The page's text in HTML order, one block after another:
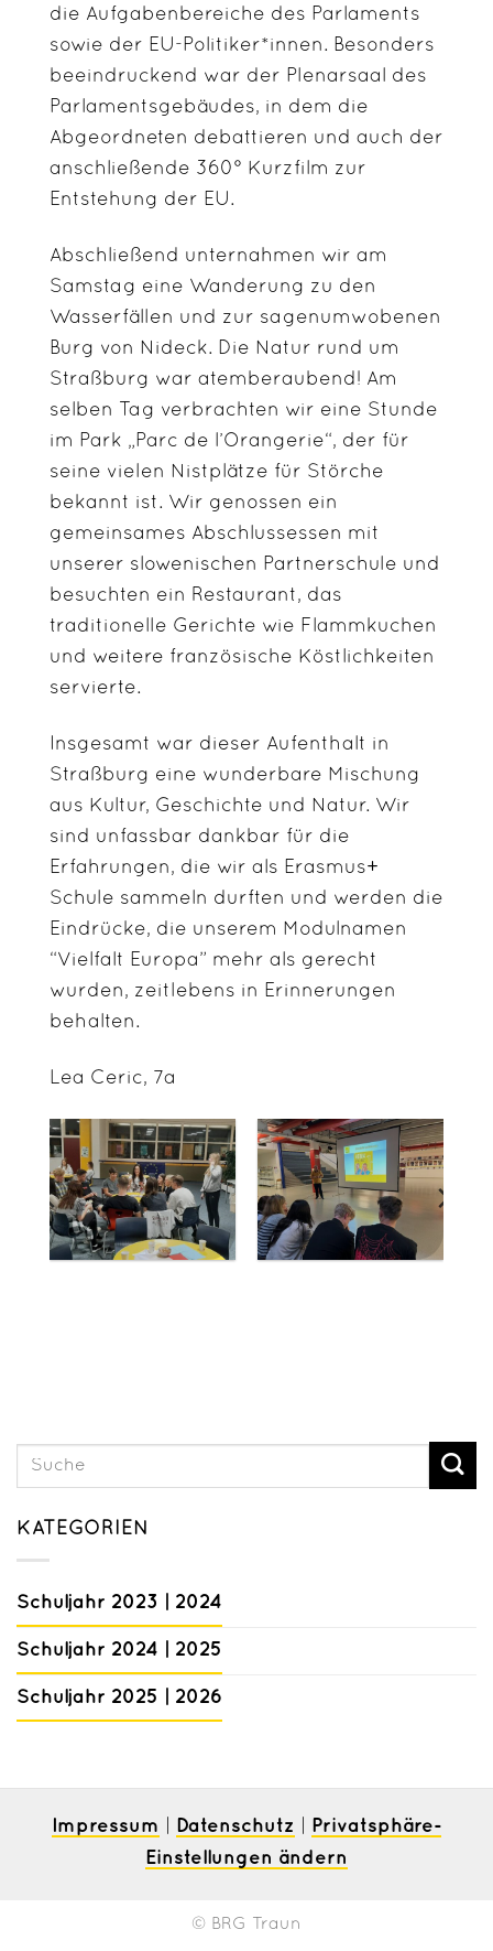
KATEGORIEN
Schuljahr 2023 | 2024
Schuljahr 2024 | 2025
Schuljahr 2025 | 2026
die Aufgabenbereiche des Parlaments
sowie der EU-Politiker*innen. Besonders
beeindruckend war der Plenarsaal des
Parlamentsgebäudes, in dem die
Abgeordneten debattieren und auch der
anschließende 360° Kurzfilm zur
Entstehung der EU.
Abschließend unternahmen wir am
Samstag eine Wanderung zu den
Wasserfällen und zur sagenumwobenen
Burg von Nideck. Die Natur rund um
Straßburg war atemberaubend! Am
selben Tag verbrachten wir eine Stunde
im Park „Parc de l’Orangerie“, der für
seine vielen Nistplätze für Störche
bekannt ist. Wir genossen ein
gemeinsames Abschlussessen mit
unserer slowenischen Partnerschule und
besuchten ein Restaurant, das
traditionelle Gerichte wie Flammkuchen
und weitere französische Köstlichkeiten
servierte.
Insgesamt war dieser Aufenthalt in
Straßburg eine wunderbare Mischung
aus Kultur, Geschichte und Natur. Wir
sind unfassbar dankbar für die
Erfahrungen, die wir als Erasmus+
Schule sammeln durften und werden die
Eindrücke, die unserem Modulnamen
“Vielfalt Europa” mehr als gerecht
wurden, zeitlebens in Erinnerungen
behalten.
Lea Ceric, 7a
Impressum Datenschutz
Privatsphäre-
Einstellungen ändern
© BRG Traun